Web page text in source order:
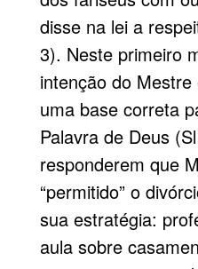
disse na lei a
3). Neste primeiro
intenção do
uma base correta
Palavra de Deus
responderem que
“permitido” o
sua estratégia:
aula sobre